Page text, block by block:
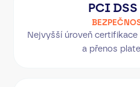
PCI DSS
Nejvyšší úroveň
a přenos